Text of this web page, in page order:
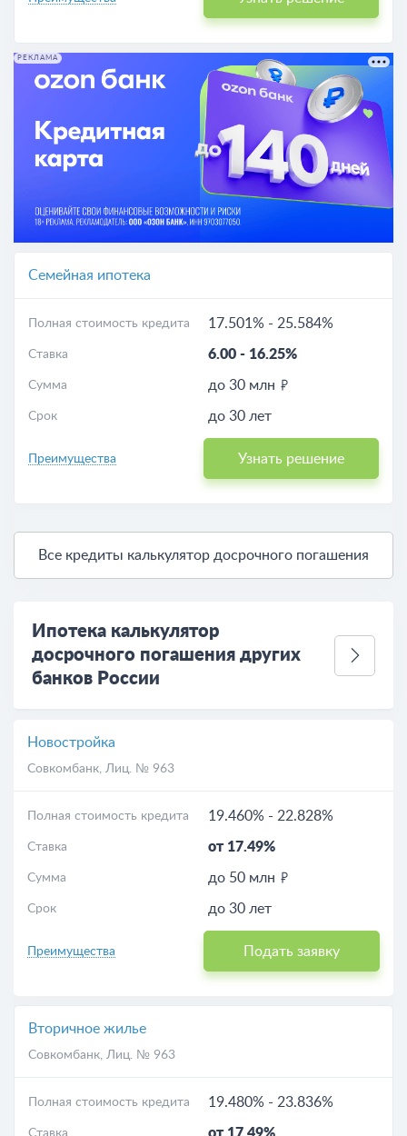
РЕКЛАМА
Семейная ипотека
Полная стоимость кредита 17.501% - 25.584%
Ставка 6.00 - 16.25%
Сумма до 30 млн
Срок до 30 лет
Преимущества Узнать решение
Все кредиты калькулятор досрочного погашения
Ипотека калькулятор
досрочного погашения других
банков России
Новостройка
Совкомбанк, Лиц. № 963
Полная стоимость кредита 19.460% - 22.828%
Ставка от 17.49%
Сумма до 50 млн
Срок до 30 лет
Преимущества Подать заявку
Вторичное жилье
Совкомбанк, Лиц. № 963
Полная стоимость кредита 19.480% - 23.836%
Ставка